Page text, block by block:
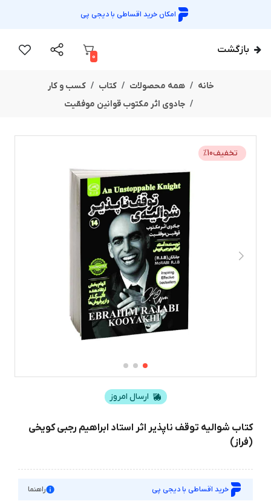
امکان خرید اقساطی بادیجی پی
بازگشت
0
خانه همه محصولات کتاب
کسب و کار
جادوی اثر مکتوب قوانین موفقیت
تخفیف %10
ارسال امروز
کتاب شوالیه توقف ناپذیر اثر استاد ابراهیم رجبی کویخی
(فراز)
خرید اقساطی با دیجی پی راهنما